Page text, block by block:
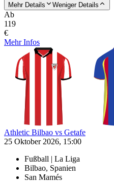
Mehr Details Weniger Details
Ab
119
€
Mehr Infos
Athletic Bilbao vs Getafe
25 Oktober 2026, 15:00
Fußball | La Liga
Bilbao, Spanien
San Mamés